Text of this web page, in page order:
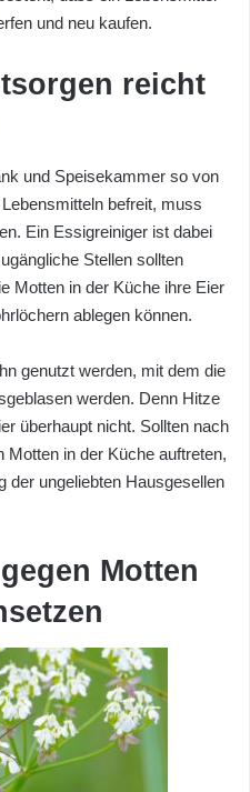
und neu kaufen.
reicht
und Speisekammer so von
befreit, muss
Ein Essigreiniger ist dabei
Stellen sollten
Motten in der Küche ihre Eier
ablegen können.
genutzt werden, mit dem die
werden. Denn Hitze
überhaupt nicht. Sollten nach
in der Küche auftreten,
der ungeliebten Hausgesellen
Motten